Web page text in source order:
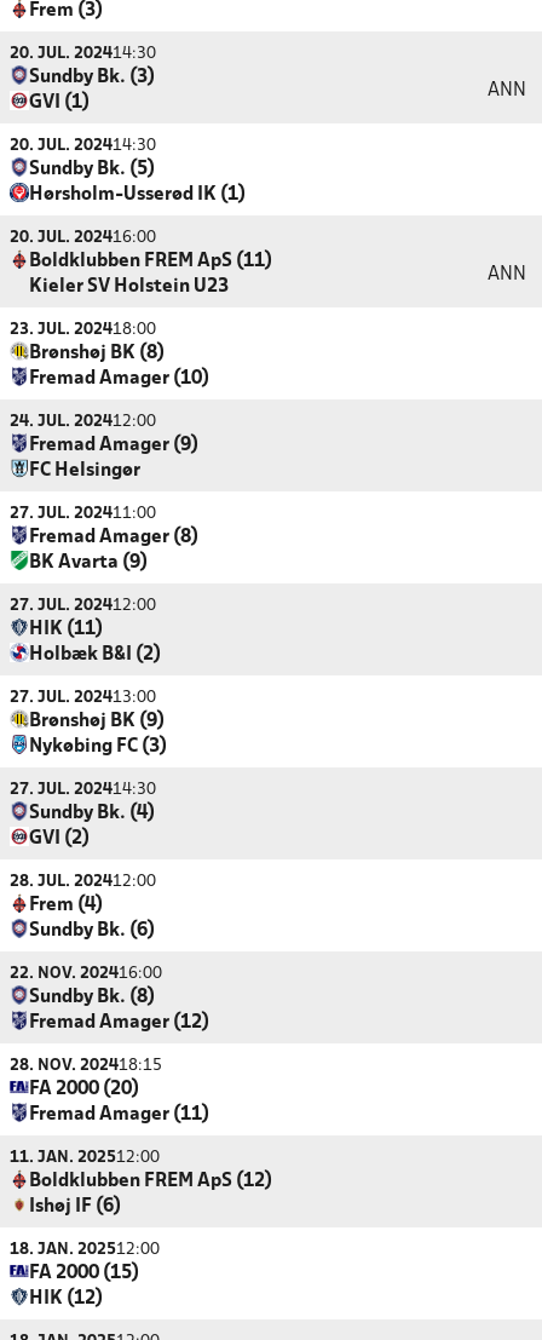
Frem (3)
20. JUL. 202414:30
Sundby Bk. (3)
GVI (1)
ANN
20. JUL. 202414:30
Sundby Bk. (5)
Hørsholm-Usserød IK (1)
20. JUL. 202416:00
Boldklubben FREM ApS (11)
Kieler SV Holstein U23
ANN
23. JUL. 202418:00
Brønshøj BK (8)
Fremad Amager (10)
24. JUL. 202412:00
Fremad Amager (9)
FC Helsingør
27. JUL. 202411:00
Fremad Amager (8)
BK Avarta (9)
27. JUL. 202412:00
HIK (11)
Holbæk B&I (2)
27. JUL. 202413:00
Brønshøj BK (9)
Nykøbing FC (3)
27. JUL. 202414:30
Sundby Bk. (4)
GVI (2)
28. JUL. 202412:00
Frem (4)
Sundby Bk. (6)
22. NOV. 202416:00
Sundby Bk. (8)
Fremad Amager (12)
28. NOV. 202418:15
FA 2000 (20)
Fremad Amager (11)
11. JAN. 202512:00
Boldklubben FREM ApS (12)
Ishøj IF (6)
18. JAN. 202512:00
FA 2000 (15)
HIK (12)